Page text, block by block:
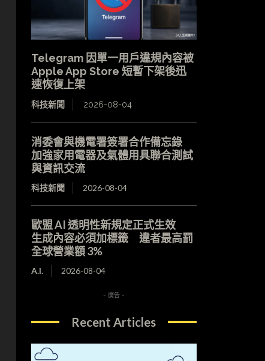
Telegram 因單一用戶違規內容被
Apple App Store 短暫下架後迅
速恢復上架
科技新聞 2026-08-04
消委會與機電署簽署合作備忘錄
加強家用電器及氣體用具聯合測試
與資訊交流
科技新聞 2026-08-04
歐盟 AI 透明性新規定正式生效
生成內容必須加標籤 違者最高罰
全球營業額 3%
A.I. 2026-08-04
- 廣告 -
Recent Articles